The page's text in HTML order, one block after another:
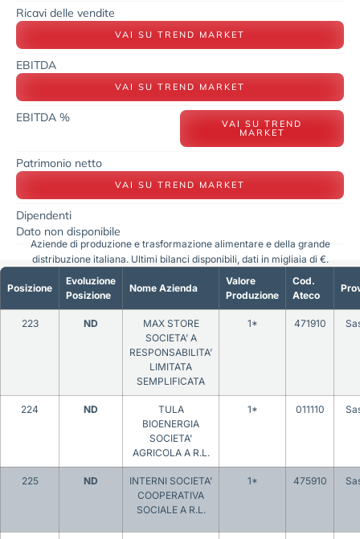
Ricavi delle vendite
VAI SU TREND MARKET
EBITDA
VAI SU TREND MARKET
EBITDA % VAI SU TREND
MARKET
Patrimonio netto
VAI SU TREND MARKET
Dipendenti
Dato non disponibile
Posizione
Evoluzione
Posizione
Nome Azienda
Valore
Produzione
Cod.
Ateco
223 ND
MAX STORE
SOCIETA’ A
RESPONSABILITA’
LIMITATA
SEMPLIFICATA
1* 471910
224 ND
TULA
BIOENERGIA
SOCIETA’
AGRICOLA A R.L.
1* 011110
225 ND
INTERNI SOCIETA’
COOPERATIVA
SOCIALE A R.L.
1* 475910
Aziende di produzione e trasformazione alimentare e della grande
distribuzione italiana. Ultimi bilanci disponibili, dati in migliaia di €.